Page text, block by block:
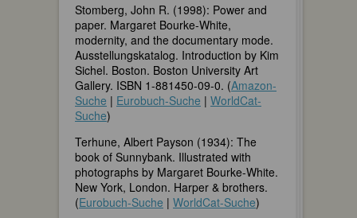
Stomberg, John R. (1998): Power and
paper. Margaret Bourke-White,
modernity, and the documentary mode.
Ausstellungskatalog. Introduction by Kim
Sichel. Boston. Boston University Art
Gallery. ISBN 1-881450-09-0. (Amazon-
Suche | Eurobuch-Suche | WorldCat-
Suche)
Terhune, Albert Payson (1934): The
book of Sunnybank. Illustrated with
photographs by Margaret Bourke-White.
New York, London. Harper & brothers.
(Eurobuch-Suche | WorldCat-Suche)